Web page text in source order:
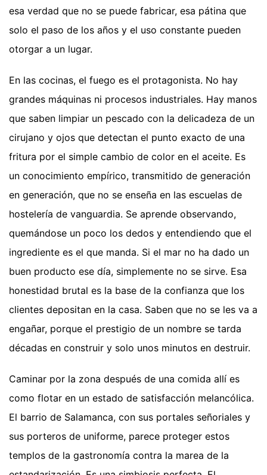
esa verdad que no se puede fabricar, esa pátina que
solo el paso de los años y el uso constante pueden
otorgar a un lugar.
En las cocinas, el fuego es el protagonista. No hay
grandes máquinas ni procesos industriales. Hay manos
que saben limpiar un pescado con la delicadeza de un
cirujano y ojos que detectan el punto exacto de una
fritura por el simple cambio de color en el aceite. Es
un conocimiento empírico, transmitido de generación
en generación, que no se enseña en las escuelas de
hostelería de vanguardia. Se aprende observando,
quemándose un poco los dedos y entendiendo que el
ingrediente es el que manda. Si el mar no ha dado un
buen producto ese día, simplemente no se sirve. Esa
honestidad brutal es la base de la confianza que los
clientes depositan en la casa. Saben que no se les va a
engañar, porque el prestigio de un nombre se tarda
décadas en construir y solo unos minutos en destruir.
Caminar por la zona después de una comida allí es
como flotar en un estado de satisfacción melancólica.
El barrio de Salamanca, con sus portales señoriales y
sus porteros de uniforme, parece proteger estos
templos de la gastronomía contra la marea de la